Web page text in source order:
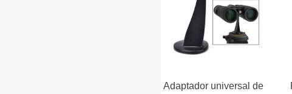
Adaptador universal de